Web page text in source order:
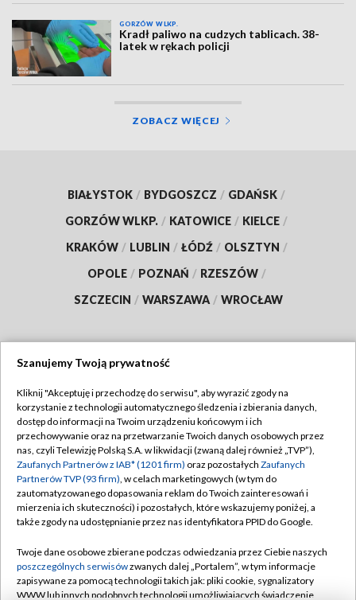
GORZÓW WLKP.
Kradł paliwo na cudzych tablicach. 38-
latek w rękach policji
ZOBACZ WIĘCEJ
BIAŁYSTOK / BYDGOSZCZ / GDAŃSK /
GORZÓW WLKP. / KATOWICE / KIELCE /
KRAKÓW / LUBLIN / ŁÓDŹ / OLSZTYN /
OPOLE / POZNAŃ / RZESZÓW /
SZCZECIN / WARSZAWA / WROCŁAW
TVP
Abonament TVP
Emisja w TVP
Centrum informacji TVP
Naziemna Telewizja Cyfrowa
Rada Programowa
System NOS
Regulamin TVP
Polityka prywatności
Moje zgody
Pomoc
Kontakt
Szanujemy Twoją prywatność
Kliknij "Akceptuję i przechodzę do serwisu", aby wyrazić zgody na
korzystanie z technologii automatycznego śledzenia i zbierania danych,
dostęp do informacji na Twoim urządzeniu końcowym i ich
przechowywanie oraz na przetwarzanie Twoich danych osobowych przez
nas, czyli Telewizję Polską S.A. w likwidacji (zwaną dalej również „TVP”),
Zaufanych Partnerów z IAB* (1201 firm) oraz pozostałych Zaufanych
Partnerów TVP (93 firm), w celach marketingowych (w tym do
zautomatyzowanego dopasowania reklam do Twoich zainteresowań i
mierzenia ich skuteczności) i pozostałych, które wskazujemy poniżej, a
także zgody na udostępnianie przez nas identyfikatora PPID do Google.
Twoje dane osobowe zbierane podczas odwiedzania przez Ciebie naszych
poszczególnych serwisówzwanych dalej „Portalem”, w tym informacje
zapisywane za pomocą technologii takich jak: pliki cookie, sygnalizatory
WWW lub innych podobnych technologii umożliwiających świadczenie